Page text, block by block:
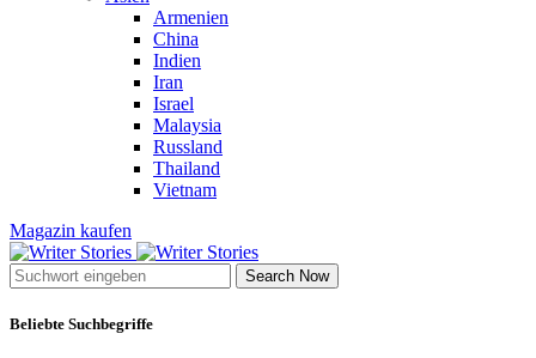
Armenien
China
Indien
Iran
Israel
Malaysia
Russland
Thailand
Vietnam
Magazin kaufen
Search Now
Beliebte Suchbegriffe